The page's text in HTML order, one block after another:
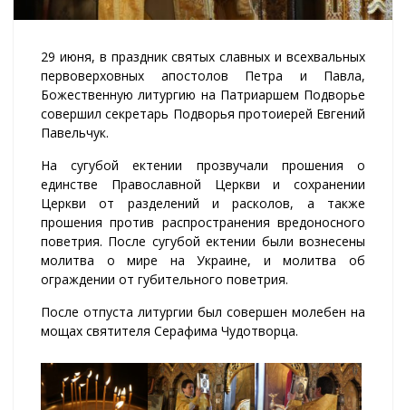
29 июня, в праздник святых славных и всехвальных
первоверховных апостолов Петра и Павла,
Божественную литургию на Патриаршем Подворье
совершил секретарь Подворья протоиерей Евгений
Павельчук.
На сугубой ектении прозвучали прошения о
единстве Православной Церкви и сохранении
Церкви от разделений и расколов, а также
прошения против распространения вредоносного
поветрия. После сугубой ектении были вознесены
молитва о мире на Украине, и молитва об
ограждении от губительного поветрия.
После отпуста литургии был совершен молебен на
мощах святителя Серафима Чудотворца.